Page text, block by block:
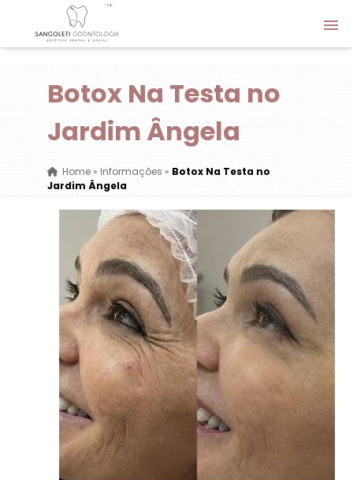
Botox Na Testa no
Jardim Ângela
Home» Informações » Botox Na Testa no
Jardim Ângela